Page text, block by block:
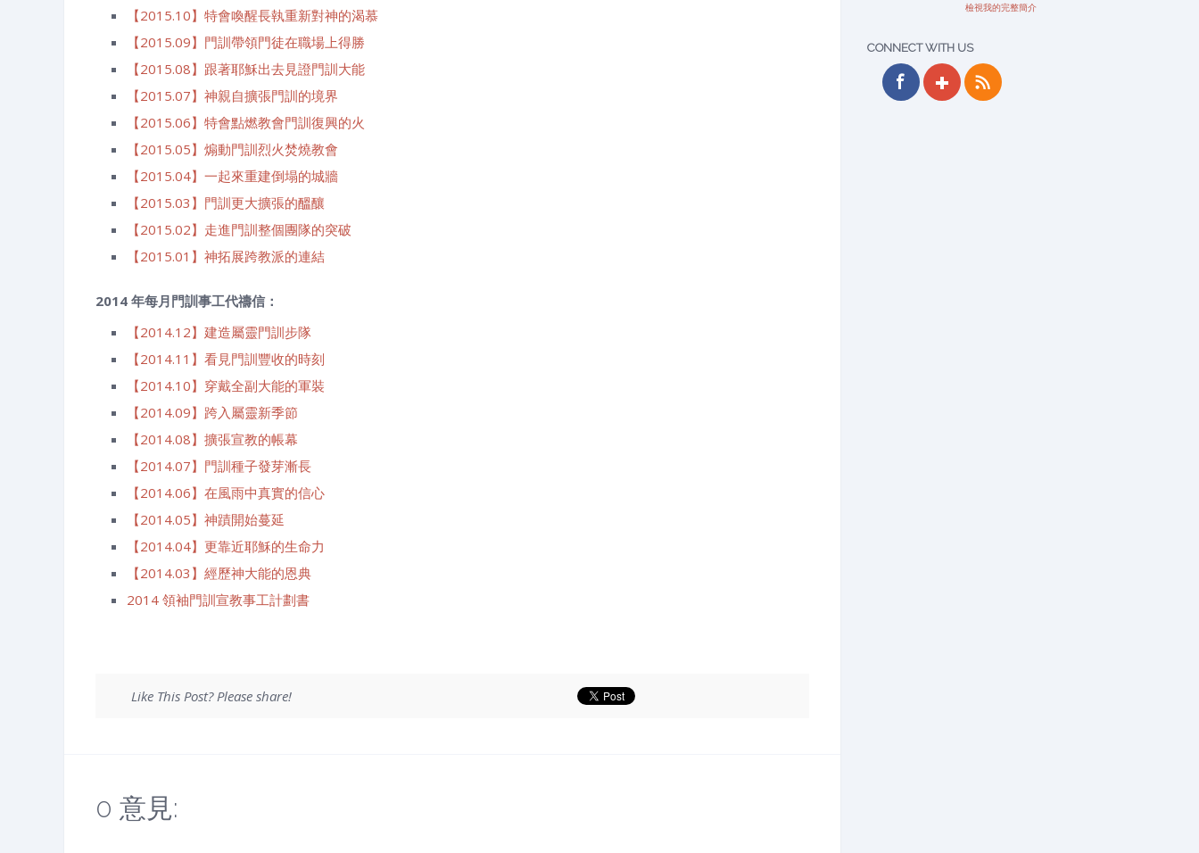
【2015.10】特會喚醒長執重新對神的渴慕
【2015.09】門訓帶領門徒在職場上得勝
【2015.08】跟著耶穌出去見證門訓大能
【2015.07】神親自擴張門訓的境界
【2015.06】特會點燃教會門訓復興的火
【2015.05】煽動門訓烈火焚燒教會
【2015.04】一起來重建倒塌的城牆
【2015.03】門訓更大擴張的醞釀
【2015.02】走進門訓整個團隊的突破
【2015.01】神拓展跨教派的連結
2014 年每月門訓事工代禱信：
【2014.12】建造屬靈門訓步隊
【2014.11】看見門訓豐收的時刻
【2014.10】穿戴全副大能的軍裝
【2014.09】跨入屬靈新季節
【2014.08】擴張宣教的帳幕
【2014.07】門訓種子發芽漸長
【2014.06】在風雨中真實的信心
【2014.05】神蹟開始蔓延
【2014.04】更靠近耶穌的生命力
【2014.03】經歷神大能的恩典
2014 領袖門訓宣教事工計劃書
Like This Post? Please share!
0 意見:
檢視我的完整簡介
CONNECT WITH US